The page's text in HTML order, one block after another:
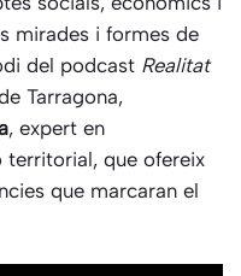
mirades i formes de
del podcast Realitat
Tarragona,
, expert en
territorial, que ofereix
que marcaran el